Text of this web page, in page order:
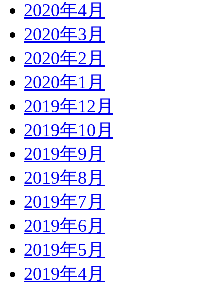
2020年4月
2020年3月
2020年2月
2020年1月
2019年12月
2019年10月
2019年9月
2019年8月
2019年7月
2019年6月
2019年5月
2019年4月